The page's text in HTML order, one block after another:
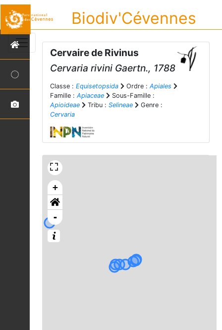
Biodiv'Cévennes
Cervaire de Rivinus
Cervaria rivini Gaertn., 1788
Classe : Equisetopsida Ordre : Apiales
Famille : Apiaceae
Sous-Famille :
Apioideae
Tribu : Selineae
Genre :
Cervaria
+
-